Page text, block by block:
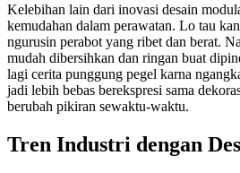
Kelebihan lain dari inovasi desain
kemudahan dalam perawatan. Lo tau
ngurusin perabot yang ribet dan berat.
mudah dibersihkan dan ringan buat
lagi cerita punggung pegel karna
jadi lebih bebas berekspresi sama
berubah pikiran sewaktu-waktu.
Tren Industri dengan